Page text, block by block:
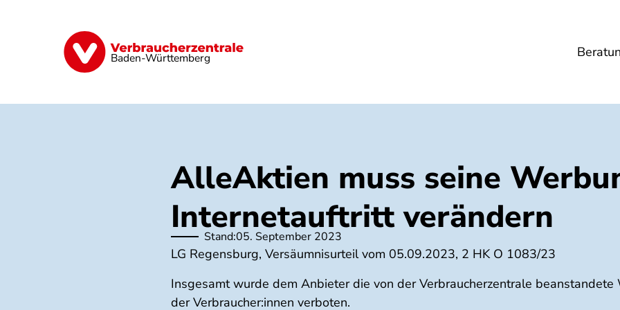
Baden-Württemberg
Geld & Versicherungen Digitales
AlleAktien muss seine
Internetauftritt verändern
Stand:05. September 2023
LG Regensburg, Versäumnisurteil vom 05.09.2023, 2 HK O 1083/23
Insgesamt wurde dem Anbieter die von der Verbraucherzentrale beanstandete
der Verbraucher:innen verboten.